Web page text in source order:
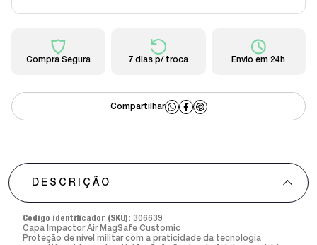
Compra Segura 7 dias p/ troca Envio em 24h
DESCRIÇÃO
Código identificador (SKU): 306639
Capa Impactor Air MagSafe Customic
Proteção de nível militar com a praticidade da tecnologia